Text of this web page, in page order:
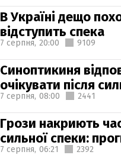
В Україні дещо
відступить спека
7 серпня, 20:00 9109
Синоптикиня
очікувати після
7 серпня, 08:00 2441
Грози накриють
сильної спеки:
7 серпня, 06:21 2392